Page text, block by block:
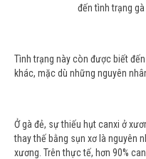
đến tình trạng
Tình trạng này còn được biết
khác, mặc dù những nguyên
Ở gà đẻ, sự thiếu hụt canxi ở
thay thế bằng sụn xơ là nguyên
xương. Trên thực tế, hơn 90%